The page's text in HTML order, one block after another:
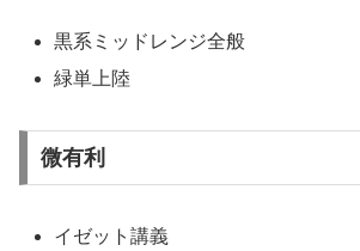
黒系ミッドレンジ全般
緑単上陸
微有利
イゼット講義